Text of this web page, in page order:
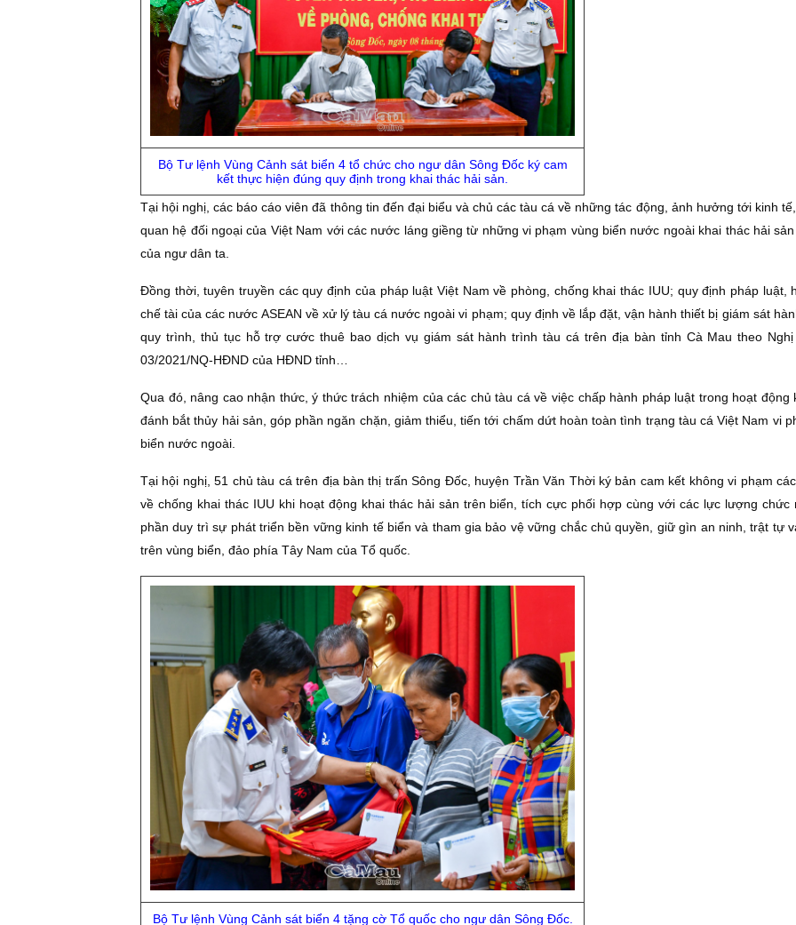
Bộ Tư lệnh Vùng Cảnh sát biển 4 tổ chức cho ngư dân Sông Đốc ký cam
kết thực hiện đúng quy định trong khai thác hải sản.
Tại hội nghị, các báo cáo viên đã thông tin đến đại biểu và chủ các tàu cá về những tác động, ảnh hưởng tới kinh
quan hệ đối ngoại của Việt Nam với các nước láng giềng từ những vi phạm vùng biển nước ngoài khai thác hải
của ngư dân ta.
Đồng thời, tuyên truyền các quy định của pháp luật Việt Nam về phòng, chống khai thác IUU; quy định pháp luật,
chế tài của các nước ASEAN về xử lý tàu cá nước ngoài vi phạm; quy định về lắp đặt, vận hành thiết bị giám sát
quy trình, thủ tục hỗ trợ cước thuê bao dịch vụ giám sát hành trình tàu cá trên địa bàn tỉnh Cà Mau theo
03/2021/NQ-HĐND của HĐND tỉnh…
Qua đó, nâng cao nhận thức, ý thức trách nhiệm của các chủ tàu cá về việc chấp hành pháp luật trong hoạt động
đánh bắt thủy hải sản, góp phần ngăn chặn, giảm thiểu, tiến tới chấm dứt hoàn toàn tình trạng tàu cá Việt Nam vi
biển nước ngoài.
Tại hội nghị, 51 chủ tàu cá trên địa bàn thị trấn Sông Đốc, huyện Trần Văn Thời ký bản cam kết không vi phạm
về chống khai thác IUU khi hoạt động khai thác hải sản trên biển, tích cực phối hợp cùng với các lực lượng chức
phần duy trì sự phát triển bền vững kinh tế biển và tham gia bảo vệ vững chắc chủ quyền, giữ gìn an ninh, trật tự
trên vùng biển, đảo phía Tây Nam của Tổ quốc.
Bộ Tư lệnh Vùng Cảnh sát biển 4 tặng cờ Tổ quốc cho ngư dân Sông Đốc.